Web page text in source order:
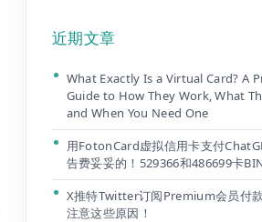
近期文章
What Exactly Is a Virtual Card? A
Guide to How They Work, What
and When You Need One
用FotonCard虚拟信用卡支付
告费妥妥的！529366和486699卡
X推特Twitter订阅Premium会员付
注意这些原因！